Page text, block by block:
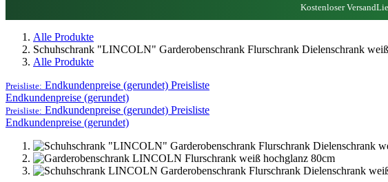
Kostenloser Versand
Alle Produkte
Schuhschrank "LINCOLN" Garderobenschrank Flurschrank Dielenschrank
Alle Produkte
Preisliste: Endkundenpreise (gerundet) Preisliste
Endkundenpreise (gerundet)
Preisliste: Endkundenpreise (gerundet) Preisliste
Endkundenpreise (gerundet)